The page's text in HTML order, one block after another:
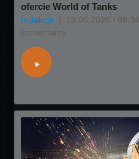
ofercie World of Tanks
redakcja | 19.06.2026 / 08:34
komentarzy